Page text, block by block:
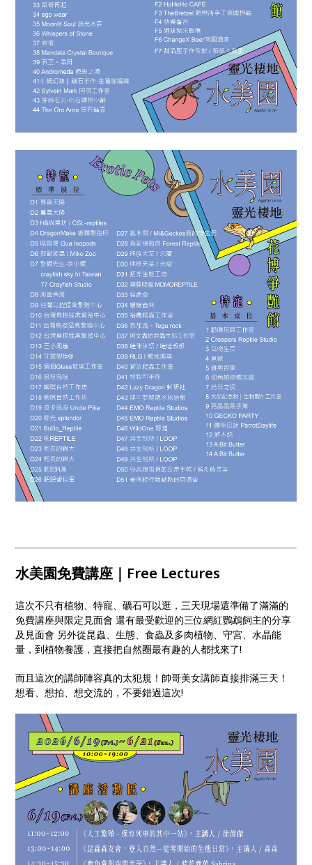
水美園免費講座｜Free Lectures
這次不只有植物、特寵、礦石可以逛，三天現場還準備了滿滿的
免費講座與限定見面會 還有最受歡迎的三位網紅鸚鵡飼主的分享
及見面會 另外從昆蟲、生態、食蟲及多肉植物、守宮、水晶能
量，到植物養護，直接把自然圈最有趣的人都找來了!
而且這次的講師陣容真的太犯規！帥哥美女講師直接排滿三天！
想看、想拍、想交流的，不要錯過這次!